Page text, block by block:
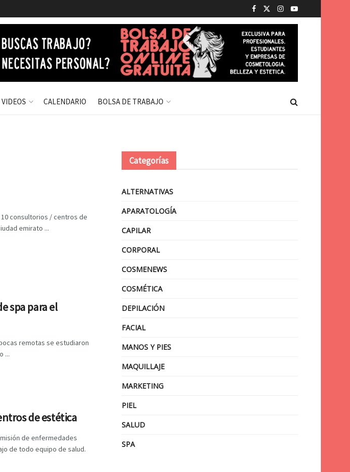
VIDEOS CALENDARIO BOLSA DE TRABAJO
consultorios / centros de
emirato ...
spa para el
remotas se estudiaron
...
de estética
de enfermedades
de todo equipo de salud.
Categorías
ALTERNATIVAS
APARATOLOGÍA
CAPILAR
CORPORAL
COSMENEWS
COSMÉTICA
DEPILACIÓN
FACIAL
MANOS Y PIES
MAQUILLAJE
MARKETING
PIEL
SALUD
SPA